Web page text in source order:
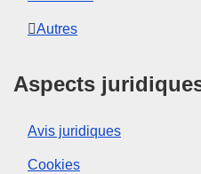
Autres
Aspects
Avis juridiques
Cookies